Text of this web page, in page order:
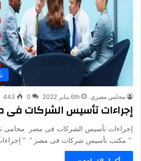
محامي مصري 6th يناير 2022 0
443
إجراءات تأسيس الشركات فى
إجراءات تأسيس الشركات فى مصر
” مكتب تأسيس شركات فى مصر “ “